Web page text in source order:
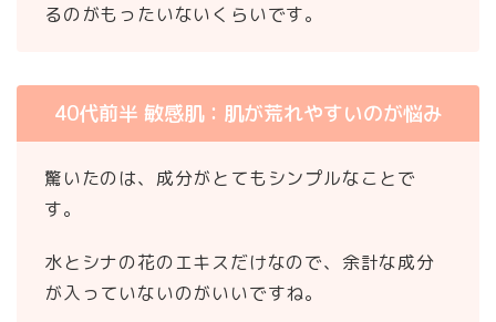
るのがもったいないくらいです。
40代前半 敏感肌：肌が荒れやすいのが悩み
驚いたのは、成分がとてもシンプルなことで
す。
水とシナの花のエキスだけなので、余計な成分
が入っていないのがいいですね。